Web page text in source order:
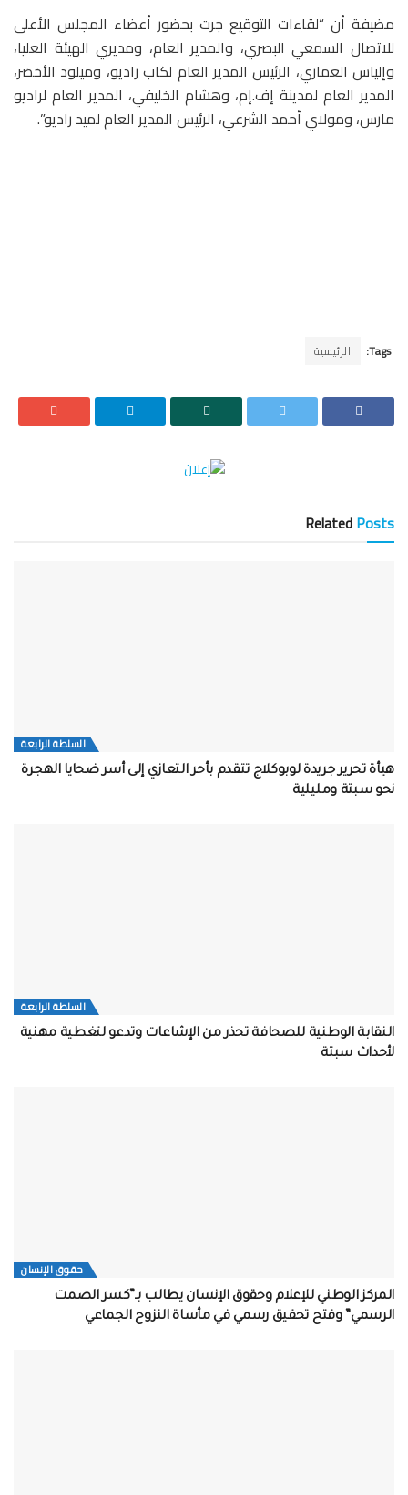
مضيفة أن “لقاءات التوقيع جرت بحضور أعضاء المجلس الأعلى
للاتصال السمعي البصري، والمدير العام، ومديري الهيئة العليا،
وإلياس العماري، الرئيس المدير العام لكاب راديو، وميلود الأخضر،
المدير العام لمدينة إف.إم، وهشام الخليفي، المدير العام لراديو
مارس، ومولاي أحمد الشرعي، الرئيس المدير العام لميد راديو”.
Tags: الرئيسية
RelatedPosts
السلطة الرابعة
هيأة تحرير جريدة لوبوكلاج تتقدم بأحر التعازي إلى أسر ضحايا الهجرة
نحو سبتة ومليلية
السلطة الرابعة
النقابة الوطنية للصحافة تحذر من الإشاعات وتدعو لتغطية مهنية
لأحداث سبتة
حقوق الإنسان
المركز الوطني للإعلام وحقوق الإنسان يطالب بـ”كسر الصمت
الرسمي” وفتح تحقيق رسمي في مأساة النزوح الجماعي